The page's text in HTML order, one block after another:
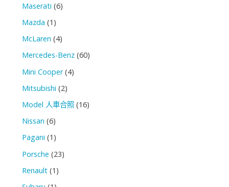
Maserati (6)
Mazda (1)
McLaren (4)
Mercedes-Benz (60)
Mini Cooper(4)
Mitsubishi (2)
Model 人車合照 (16)
Nissan (6)
Pagani (1)
Porsche (23)
Renault (1)